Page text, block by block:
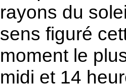
rayons du
sens figuré
moment le
midi et 14